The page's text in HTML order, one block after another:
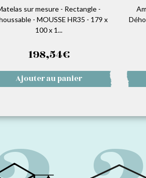
sur mesure - Rectangle -
- MOUSSE HR35 - 179 x
100 x 1...
198,54€
Ajouter au panier